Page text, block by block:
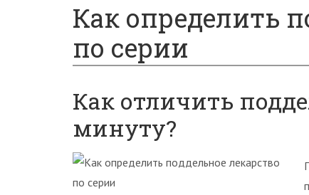
Как определить
по серии
Как отличить
минуту?